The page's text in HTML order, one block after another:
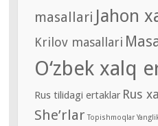
masallari Jahon
Krilov masallari
O‘zbek xalq
Rus tilidagi ertaklar Rus
She’rlar Topishmoqlar